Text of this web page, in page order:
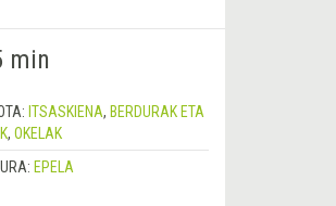
min
ITSASKIENA, BERDURAK ETA
, OKELAK
EPELA